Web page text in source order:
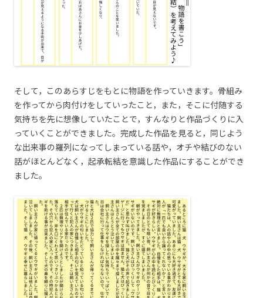
そして，このあらすじをもとに物語を作っていきます。骨組み
を作ってから肉付けをしていったこと，また，そこに付随する
気持ちを先に想像していたことで，すんなりと作品づくりに入
っていくことができました。完成した作品を見ると，同じよう
な出来事の羅列になってしまっている話や，オチや結びのない
話がほとんどなく，起承転結を意識した作品にすることができ
ました。